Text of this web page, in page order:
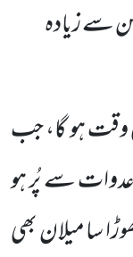
سے زیادہ
وقتہو گا، جب
عدوات سے پُر ہو
سا میلان بھی